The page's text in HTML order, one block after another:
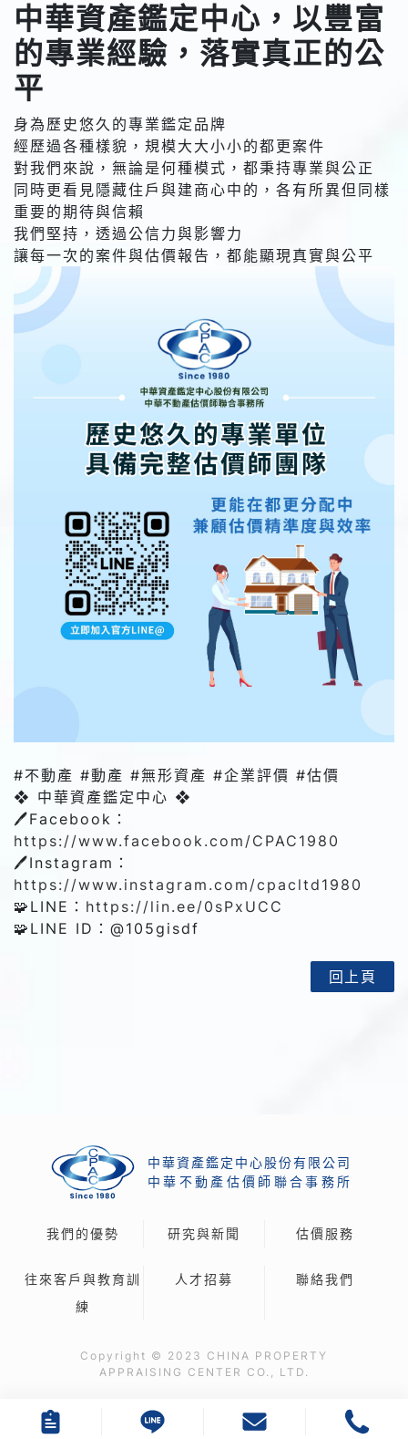
中華資產鑑定中心，以豐富
的專業經驗，落實真正的公
平
身為歷史悠久的專業鑑定品牌
經歷過各種樣貌，規模大大小小的都更案件
對我們來說，無論是何種模式，都秉持專業與公正
同時更看見隱藏住戶與建商心中的，各有所異但同樣
重要的期待與信賴
我們堅持，透過公信力與影響力
讓每一次的案件與估價報告，都能顯現真實與公平
#不動產 #動產 #無形資產 #企業評價 #估價
❖ 中華資產鑑定中心 ❖
🖊️Facebook：
https://www.facebook.com/CPAC1980
🖊️Instagram：
https://www.instagram.com/cpacltd1980
🧩LINE： https://lin.ee/0sPxUCC
🧩LINE ID：@‌105gisdf
回上頁
中華資產鑑定中心股份有限公司
中 華 不動 產 估價 師 聯合事 務 所
我們的優勢 研究與新聞 估價服務
往來客戶與教育訓
練
人才招募 聯絡我們
Copyright © 2023 CHINA PROPERTY
APPRAISING CENTER CO., LTD.